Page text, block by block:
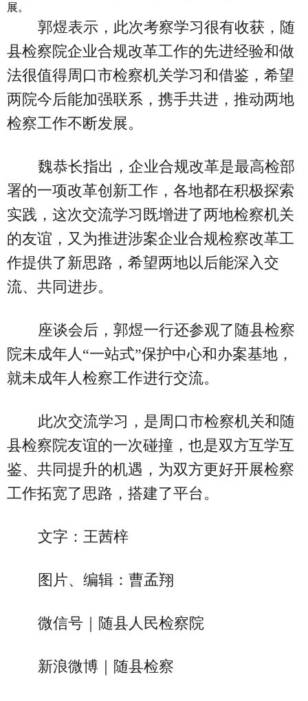
展。
郭煜表示，此次考察学习很有收获，随
县检察院企业合规改革工作的先进经验和做
法很值得周口市检察机关学习和借鉴，希望
两院今后能加强联系，携手共进，推动两地
检察工作不断发展。
魏恭长指出，企业合规改革是最高检部
署的一项改革创新工作，各地都在积极探索
实践，这次交流学习既增进了两地检察机关
的友谊，又为推进涉案企业合规检察改革工
作提供了新思路，希望两地以后能深入交
流、共同进步。
座谈会后，郭煜一行还参观了随县检察
院未成年人“一站式”保护中心和办案基地，
就未成年人检察工作进行交流。
此次交流学习，是周口市检察机关和随
县检察院友谊的一次碰撞，也是双方互学互
鉴、共同提升的机遇，为双方更好开展检察
工作拓宽了思路，搭建了平台。
文字：王茜梓
图片、编辑：曹孟翔
微信号｜随县人民检察院
新浪微博｜随县检察